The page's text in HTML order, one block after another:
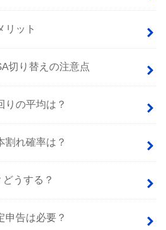
リット
切り替えの注意点
りの平均は？
割れ確率は？
うする？
申告は必要？